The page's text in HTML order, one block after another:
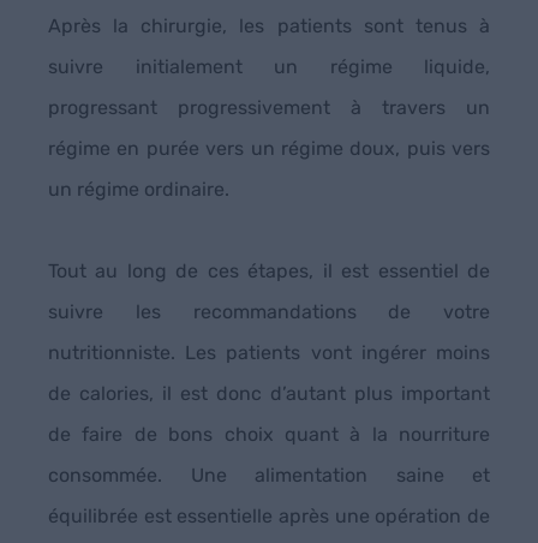
Après la chirurgie, les patients sont tenus à
suivre initialement un régime liquide,
progressant progressivement à travers un
régime en purée vers un régime doux, puis vers
un régime ordinaire.
Tout au long de ces étapes, il est essentiel de
suivre les recommandations de votre
nutritionniste. Les patients vont ingérer moins
de calories, il est donc d’autant plus important
de faire de bons choix quant à la nourriture
consommée. Une alimentation saine et
équilibrée est essentielle après une opération de